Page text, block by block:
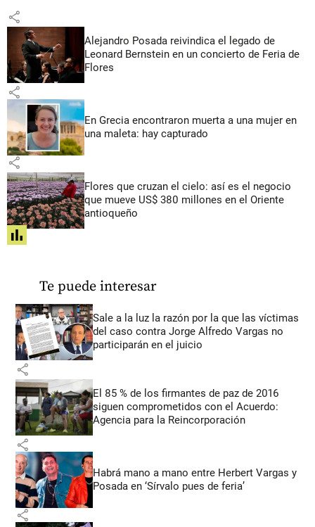
share
Alejandro Posada reivindica el legado de
Leonard Bernstein en un concierto de Feria de
Flores
share
En Grecia encontraron muerta a una mujer en
una maleta: hay capturado
share
Flores que cruzan el cielo: así es el negocio
que mueve US$ 380 millones en el Oriente
antioqueño
share
Te puede interesar
Sale a la luz la razón por la que las víctimas
del caso contra Jorge Alfredo Vargas no
participarán en el juicio
share
El 85 % de los firmantes de paz de 2016
siguen comprometidos con el Acuerdo:
Agencia para la Reincorporación
share
Habrá mano a mano entre Herbert Vargas y
Posada en ‘Sírvalo pues de feria’
share